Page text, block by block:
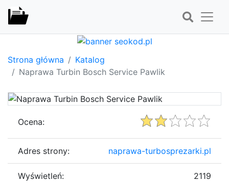
Strona główna
Katalog
Naprawa Turbin Bosch Service Pawlik
Ocena:
Adres strony: naprawa-turbosprezarki.pl
Wyświetleń: 2119